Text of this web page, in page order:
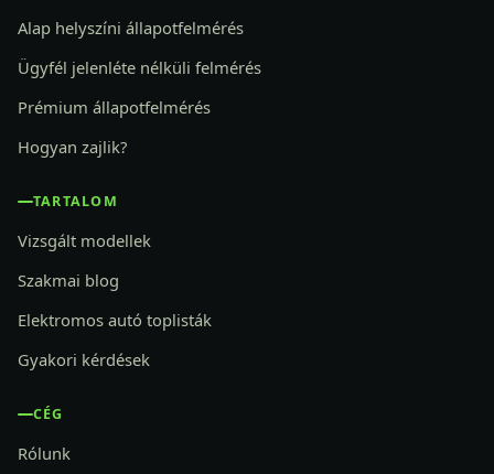
Alap helyszíni állapotfelmérés
Ügyfél jelenléte nélküli felmérés
Prémium állapotfelmérés
Hogyan zajlik?
TARTALOM
Vizsgált modellek
Szakmai blog
Elektromos autó toplisták
Gyakori kérdések
CÉG
Rólunk